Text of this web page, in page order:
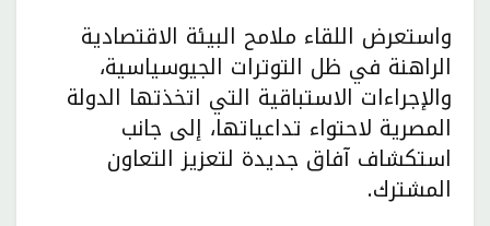
واستعرض اللقاء ملامح البيئة الاقتصادية
الراهنة في ظل التوترات الجيوسياسية،
والإجراءات الاستباقية التي اتخذتها الدولة
المصرية لاحتواء تداعياتها، إلى جانب
استكشاف آفاق جديدة لتعزيز التعاون
المشترك.